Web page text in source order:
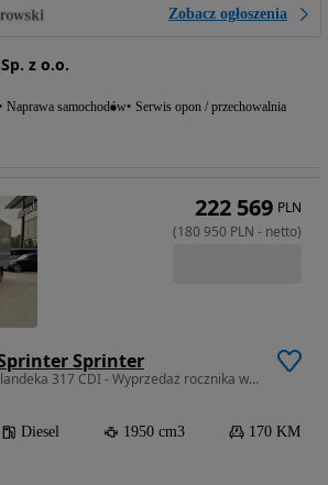
Zobacz ogłoszenia
z o.o.
Naprawa samochodów Serwis opon / przechowalnia
Sprinter
1950 cm3 • 170 KM • Plandeka 317 CDI - Wyprzedaż rocznika w ASO!
Diesel 1950 cm3
170 KM
222 569 PLN
(180 950 PLN - netto)